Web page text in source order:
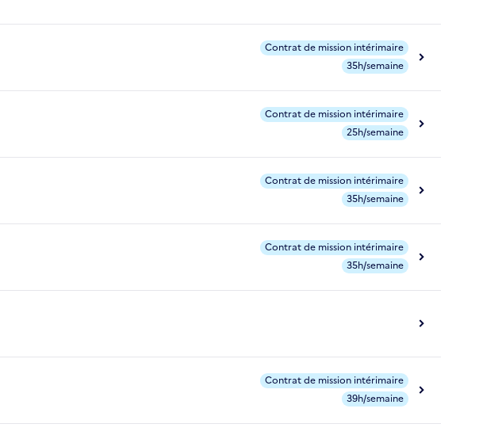
Contrat de mission intérimaire
35h/semaine
Contrat de mission intérimaire
25h/semaine
Contrat de mission intérimaire
35h/semaine
Contrat de mission intérimaire
35h/semaine
Contrat de mission intérimaire
39h/semaine